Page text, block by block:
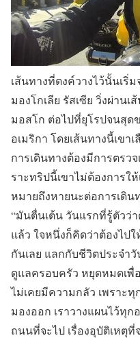
เส้นทางที่ตงค์วางไว้นั้นเริ่
มองโกเลีย รัสเซีย วิ่งผ่านเ
มอสโก ต่อไปที่ยุโรปจนสุ
อเมริกา โดยเส้นทางนี้เขา
การเดินทางต้องมีการตรว
ราะทริปนี้เขาไม่ต้องการใ
หมายถึงหายนะต่อการเดิน
“มันตื่นเต้น วันแรกที่รู้ตัวว่
แล้ว ใจหนึ่งก็คิดว่าต้องไป
กันเลย แลกกับชีวิตประจำ
ดูแลครอบครัว หยุดหมดเพื่
ไม่เคยมีความกลัว เพราะทุ
มองออก เราวางแผนไว้ทุกอ
ถนนที่จะไป เรื่องอุบัติเหตุ